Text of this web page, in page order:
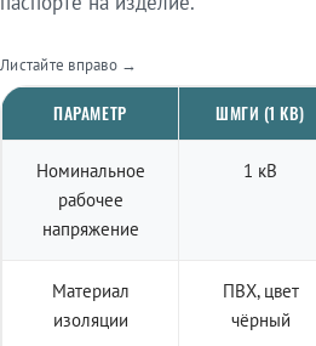
Листайте вправо →
ПАРАМЕТР ШМГИ (1 КВ)
Номинальное
рабочее
напряжение
1 кВ
Материал
изоляции
ПВХ, цвет
чёрный